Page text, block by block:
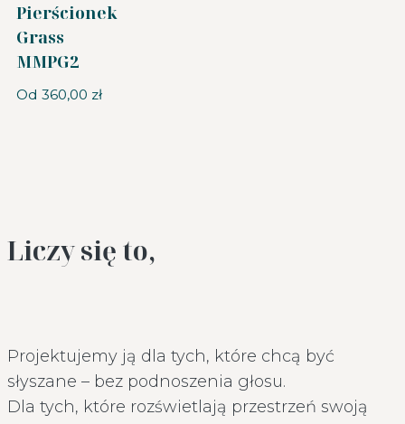
Pierścionek
Grass
MMPG2
Od 360,00 zł
Liczy się to,
Projektujemy ją dla tych, które chcą być
słyszane – bez podnoszenia głosu.
Dla tych, które rozświetlają przestrzeń swoją